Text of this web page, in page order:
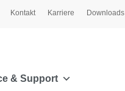
Kontakt Karriere Downloads
& Support